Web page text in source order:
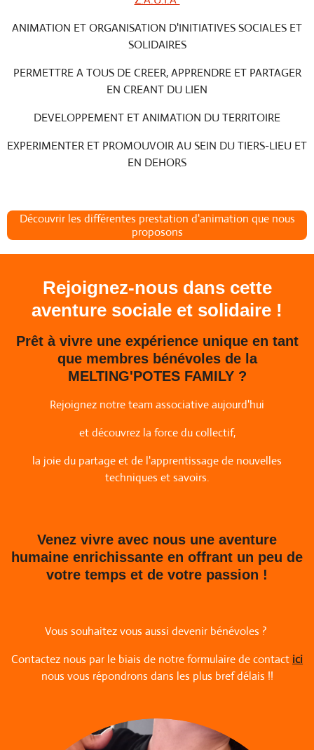
ANIMATION ET ORGANISATION D'INITIATIVES SOCIALES ET
SOLIDAIRES
PERMETTRE A TOUS DE CREER, APPRENDRE ET PARTAGER
EN CREANT DU LIEN
DEVELOPPEMENT ET ANIMATION DU TERRITOIRE
EXPERIMENTER ET PROMOUVOIR AU SEIN DU TIERS-LIEU ET
EN DEHORS
Découvrir les différentes prestation d'animation que nous
proposons
Rejoignez-nous dans cette
aventure sociale et solidaire !
Prêt à vivre une expérience unique en tant
que membres bénévoles de la
MELTING'POTES FAMILY ?
Rejoignez notre team associative aujourd'hui
et découvrez la force du collectif,
la joie du partage et de l'apprentissage de nouvelles
techniques et savoirs.
Venez vivre avec nous une aventure
humaine enrichissante en offrant un peu de
votre temps et de votre passion !
Vous souhaitez vous aussi devenir bénévoles ?
Contactez nous par le biais de notre formulaire de contact ici
nous vous répondrons dans les plus bref délais !!